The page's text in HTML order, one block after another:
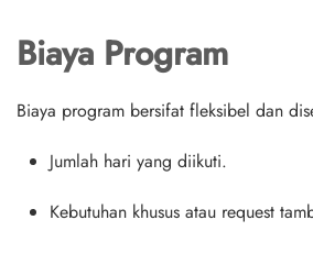
Biaya Program
Biaya program bersifat fleksibel dan
Jumlah hari yang diikuti.
Kebutuhan khusus atau request